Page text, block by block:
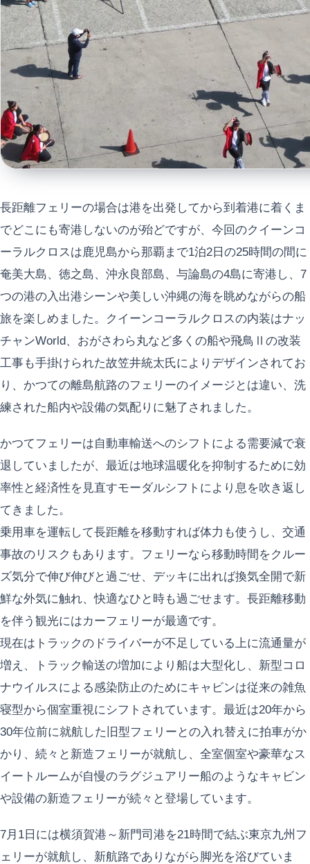
長距離フェリーの場合は港を出発してから到着港に着くま
でどこにも寄港しないのが殆どですが、今回のクイーンコ
ーラルクロスは鹿児島から那覇まで1泊2日の25時間の間に
奄美大島、徳之島、沖永良部島、与論島の4島に寄港し、7
つの港の入出港シーンや美しい沖縄の海を眺めながらの船
旅を楽しめました。クイーンコーラルクロスの内装はナッ
チャンWorld、おがさわら丸など多くの船や飛鳥Ⅱの改装
工事も手掛けられた故笠井統太氏によりデザインされてお
り、かつての離島航路のフェリーのイメージとは違い、洗
練された船内や設備の気配りに魅了されました。
かつてフェリーは自動車輸送へのシフトによる需要減で衰
退していましたが、最近は地球温暖化を抑制するために効
率性と経済性を見直すモーダルシフトにより息を吹き返し
てきました。
乗用車を運転して長距離を移動すれば体力も使うし、交通
事故のリスクもあります。フェリーなら移動時間をクルー
ズ気分で伸び伸びと過ごせ、デッキに出れば換気全開で新
鮮な外気に触れ、快適なひと時も過ごせます。長距離移動
を伴う観光にはカーフェリーが最適です。
現在はトラックのドライバーが不足している上に流通量が
増え、トラック輸送の増加により船は大型化し、新型コロ
ナウイルスによる感染防止のためにキャビンは従来の雑魚
寝型から個室重視にシフトされています。最近は20年から
30年位前に就航した旧型フェリーとの入れ替えに拍車がか
かり、続々と新造フェリーが就航し、全室個室や豪華なス
イートルームが自慢のラグジュアリー船のようなキャビン
や設備の新造フェリーが続々と登場しています。
7月1日には横須賀港～新門司港を21時間で結ぶ東京九州フ
ェリーが就航し、新航路でありながら脚光を浴びていま